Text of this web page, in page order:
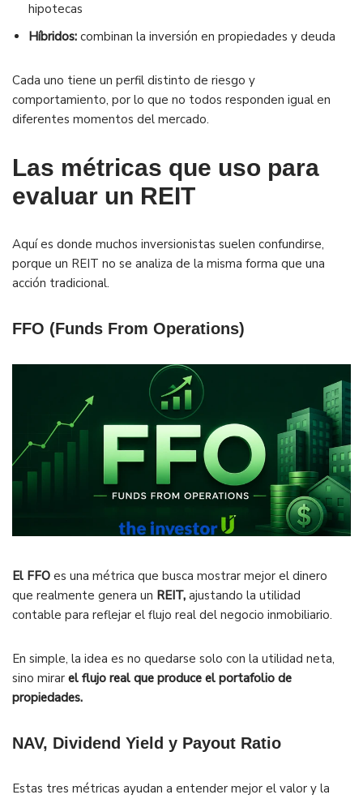
hipotecas
Híbridos: combinan la inversión en propiedades y deuda
Cada uno tiene un perfil distinto de riesgo y
comportamiento, por lo que no todos responden igual en
diferentes momentos del mercado.
Las métricas que uso para
evaluar un REIT
Aquí es donde muchos inversionistas suelen confundirse,
porque un REIT no se analiza de la misma forma que una
acción tradicional.
FFO (Funds From Operations)
El FFO es una métrica que busca mostrar mejor el dinero
que realmente genera un REIT, ajustando la utilidad
contable para reflejar el flujo real del negocio inmobiliario.
En simple, la idea es no quedarse solo con la utilidad neta,
sino mirar el flujo real que produce el portafolio de
propiedades.
NAV, Dividend Yield y Payout Ratio
Estas tres métricas ayudan a entender mejor el valor y la